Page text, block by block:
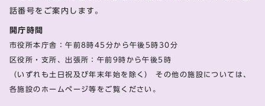
話番号をご案内します。
開庁時間
市役所本庁舎：午前8時45分から午後5時30分
区役所・支所、出張所：午前9時から午後5時
（いずれも土日祝及び年末年始を除く） その他の施設については、
各施設のホームページ等をご覧ください。